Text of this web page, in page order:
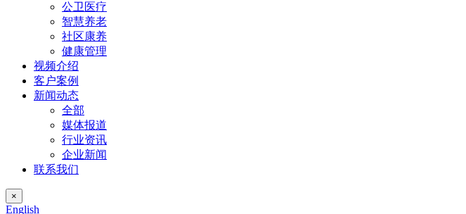
公卫医疗
智慧养老
社区康养
健康管理
视频介绍
客户案例
新闻动态
全部
媒体报道
行业资讯
企业新闻
联系我们
×
English